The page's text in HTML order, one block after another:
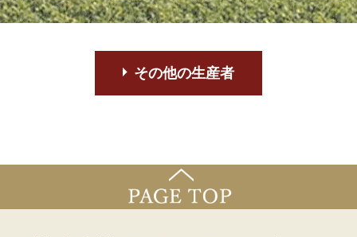
その他の生産者